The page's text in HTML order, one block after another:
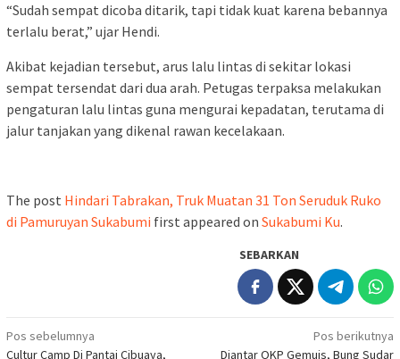
“Sudah sempat dicoba ditarik, tapi tidak kuat karena bebannya
terlalu berat,” ujar Hendi.
Akibat kejadian tersebut, arus lalu lintas di sekitar lokasi
sempat tersendat dari dua arah. Petugas terpaksa melakukan
pengaturan lalu lintas guna mengurai kepadatan, terutama di
jalur tanjakan yang dikenal rawan kecelakaan.
The post Hindari Tabrakan, Truk Muatan 31 Ton Seruduk Ruko
di Pamuruyan Sukabumi first appeared on Sukabumi Ku.
SEBARKAN
Navigasi
Pos sebelumnya
Cultur Camp Di Pantai Cibuaya,
Pos berikutnya
Diantar OKP Gemuis, Bung Sudar